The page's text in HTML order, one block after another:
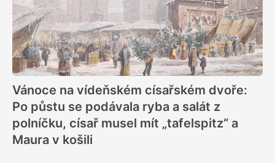
Vánoce na vídeňském císařském dvoře:
Po půstu se podávala ryba a salát z
polníčku, císař musel mít „tafelspitz“ a
Maura v košili